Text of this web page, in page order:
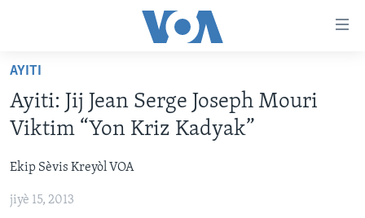
Skip
main
content
to
Navigation
LÈZETAZINI
ENTÈNASYONAL
VIDEO
AYITI
Ayiti: Jij Jean Serge Joseph Mouri
Viktim “Yon Kriz Kadyak”
Ekip Sèvis Kreyòl VOA
jiyè 15, 2013